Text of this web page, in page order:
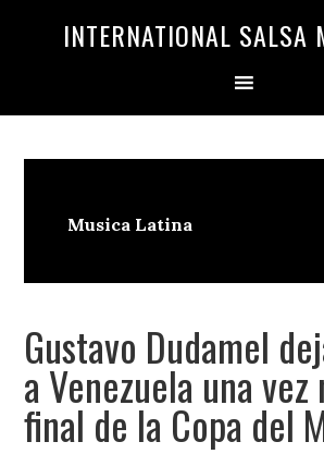
INTERNATIONAL SALSA
Musica Latina
Gustavo Dudamel
a Venezuela una vez
final de la Copa del